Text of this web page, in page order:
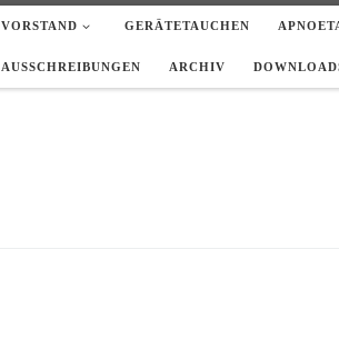
VORSTAND GERÄTETAUCHEN
AUSSCHREIBUNGEN ARCHIV